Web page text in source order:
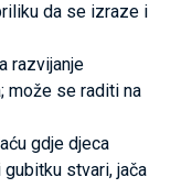
da se izraze i
razvijanje
može se raditi na
gdje djeca
stvari, jača